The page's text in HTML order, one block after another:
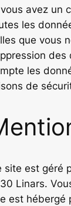
avez un
les
que vous
des
les
de
site est géré
Linars.
est hébergé